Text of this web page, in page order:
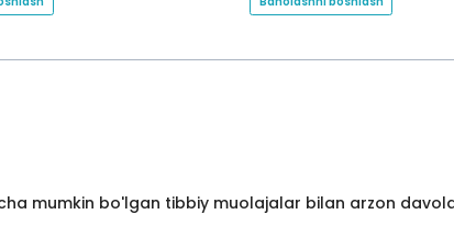
mumkin bo'lgan tibbiy muolajalar bilan arzon